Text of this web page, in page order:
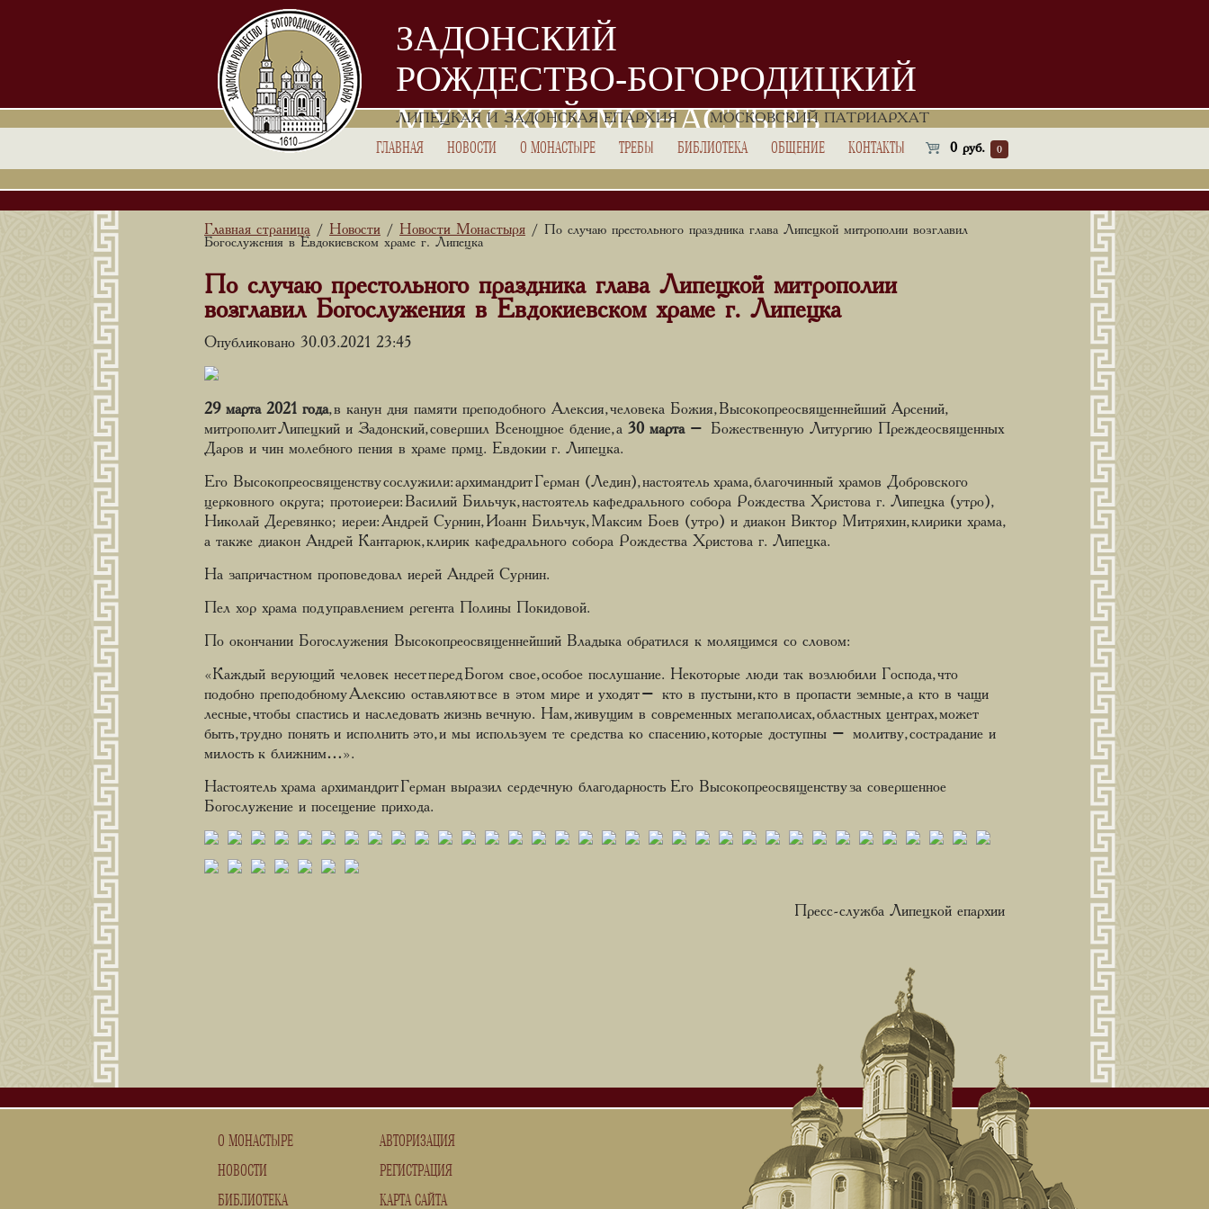
ЗАДОНСКИЙ
РОЖДЕСТВО-БОГОРОДИЦКИЙ
МУЖСКОЙ МОНАСТЫРЬ
ЛИПЕЦКАЯ И ЗАДОНСКАЯ ЕПАРХИЯ МОСКОВСКИЙ ПАТРИАРХАТ
ГЛАВНАЯ НОВОСТИ О МОНАСТЫРЕ ТРЕБЫ БИБЛИОТЕКА ОБЩЕНИЕ КОНТАКТЫ 0 руб. 0
Главная страница / Новости / Новости Монастыря / По случаю престольного праздника глава Липецкой митрополии возглавил
Богослужения в Евдокиевском храме г. Липецка
По случаю престольного праздника глава Липецкой митрополии
возглавил Богослужения в Евдокиевском храме г. Липецка
Опубликовано 30.03.2021 23:45
29 марта 2021 года, в канун дня памяти преподобного Алексия, человека Божия, Высокопреосвященнейший Арсений,
митрополит Липецкий и Задонский, совершил Всенощное бдение, а 30 марта– Божественную Литургию Преждеосвященных
Даров и чин молебного пения в храме прмц. Евдокии г. Липецка.
Его Высокопреосвященству сослужили: архимандрит Герман (Ледин), настоятель храма, благочинный храмов Добровского
церковного округа; протоиереи: Василий Бильчук, настоятель кафедрального собора Рождества Христова г. Липецка (утро),
Николай Деревянко; иереи: Андрей Сурнин, Иоанн Бильчук, Максим Боев (утро) и диакон Виктор Митряхин, клирики храма,
а также диакон Андрей Кантарюк, клирик кафедрального собора Рождества Христова г. Липецка.
На запричастном проповедовал иерей Андрей Сурнин.
Пел хор храма под управлением регента Полины Покидовой.
По окончании Богослужения Высокопреосвященнейший Владыка обратился к молящимся со словом:
«Каждый верующий человек несет перед Богом свое, особое послушание. Некоторые люди так возлюбили Господа, что
подобно преподобному Алексию оставляют все в этом мире и уходят – кто в пустыни, кто в пропасти земные, а кто в чащи
лесные, чтобы спастись и наследовать жизнь вечную. Нам, живущим в современных мегаполисах, областных центрах, может
быть, трудно понять и исполнить это, и мы используем те средства ко спасению, которые доступны – молитву, сострадание и
милость к ближним…».
Настоятель храма архимандрит Герман выразил сердечную благодарность Его Высокопреосвященству за совершенное
Богослужение и посещение прихода.
Пресс-служба Липецкой епархии
О МОНАСТЫРЕ
НОВОСТИ
БИБЛИОТЕКА
АВТОРИЗАЦИЯ
РЕГИСТРАЦИЯ
КАРТА САЙТА